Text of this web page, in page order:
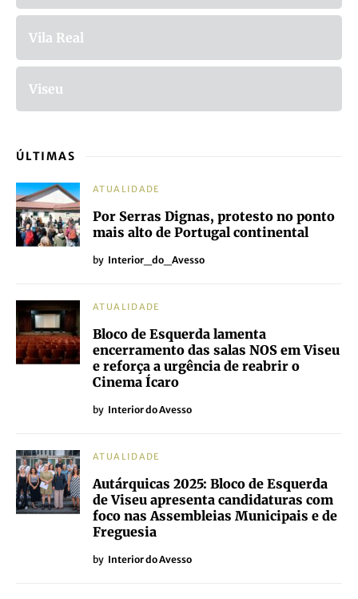
Vila Real
Viseu
ÚLTIMAS
ATUALIDADE
Por Serras Dignas, protesto no ponto
mais alto de Portugal continental
by Interior_do_Avesso
ATUALIDADE
Bloco de Esquerda lamenta
encerramento das salas NOS em Viseu
e reforça a urgência de reabrir o
Cinema Ícaro
by Interior do Avesso
ATUALIDADE
Autárquicas 2025: Bloco de Esquerda
de Viseu apresenta candidaturas com
foco nas Assembleias Municipais e de
Freguesia
by Interior do Avesso